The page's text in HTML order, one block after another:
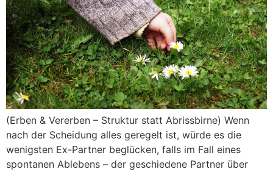
(Erben & Vererben – Struktur statt Abrissbirne) Wenn
nach der Scheidung alles geregelt ist, würde es die
wenigsten Ex-Partner beglücken, falls im Fall eines
spontanen Ablebens – der geschiedene Partner über